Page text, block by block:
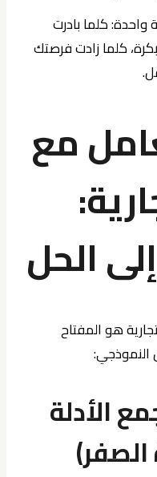
كلما بادرت
كلما زادت فرصتك
مع
الحل
هو المفتاح
النموذجي:
الأدلة